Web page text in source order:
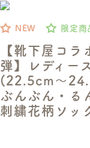
【靴下屋コラ
弾】レディー
(22.5cm～
ぶんぶん・る
刺繍花柄ソッ
NEW 限定商